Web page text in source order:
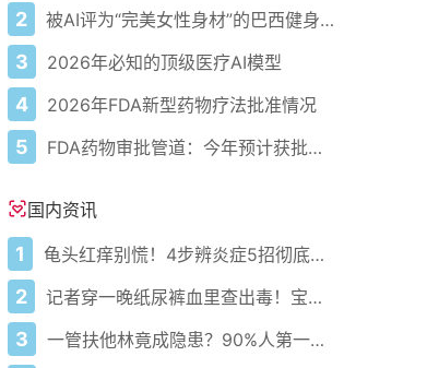
2 被AI评为“完美女性身材”的巴西健身模特
3 2026年必知的顶级医疗AI模型
4 2026年FDA新型药物疗法批准情况
5 FDA药物审批管道：今年预计获批的关键新疗法
国内资讯
1 龟头红痒别慌！4步辨炎症5招彻底防复发
2 记者穿一晚纸尿裤血里查出毒！宝宝血液浓度竟是成人的5倍？
3 一管扶他林竟成隐患？90%人第一步就错了！